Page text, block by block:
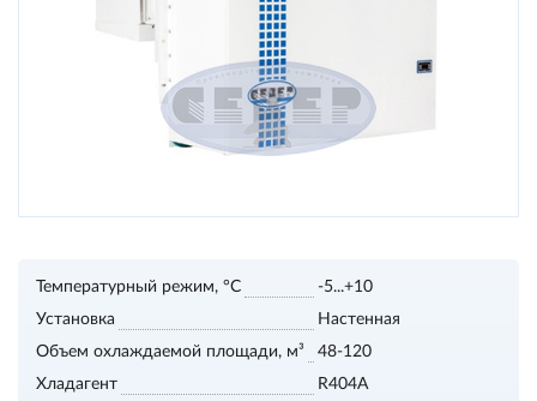
Температурный режим, °С
-5...+10
Установка
Настенная
Объем охлаждаемой площади, м³
48-120
Хладагент
R404A